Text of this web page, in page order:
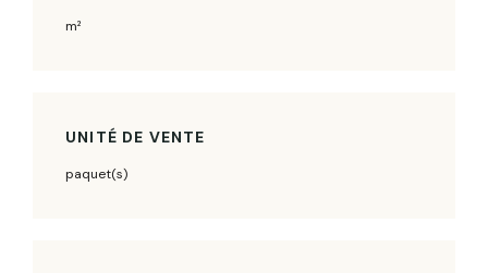
m²
UNITÉ DE VENTE
paquet(s)